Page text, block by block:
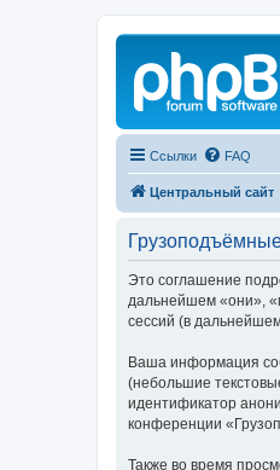
Ссылки FAQ
Центральный сайт
Это соглашение
дальнейшем «они»,
сессий (в
Ваша информация
(небольшие
идентификатор
конференции
Также во время